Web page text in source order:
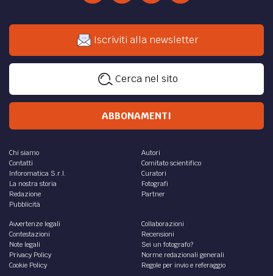
Iscriviti alla newsletter
Cerca nel sito
ABBONAMENTI
Chi siamo
Contatti
Inforomatica S.r.l.
La nostra storia
Redazione
Pubblicità
Autori
Comitato scientifico
Curatori
Fotografi
Partner
Avvertenze legali
Contestazioni
Note legali
Privacy Policy
Cookie Policy
Collaborazioni
Recensioni
Sei un fotografo?
Norme redazionali generali
Regole per invio e referaggio